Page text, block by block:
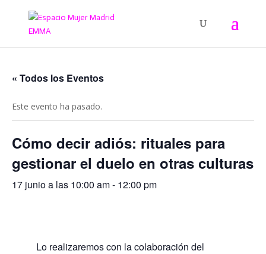
« Todos los Eventos
Este evento ha pasado.
Cómo decir adiós: rituales para
gestionar el duelo en otras culturas
17 junio a las 10:00 am- 12:00 pm
Lo realizaremos con la colaboración del